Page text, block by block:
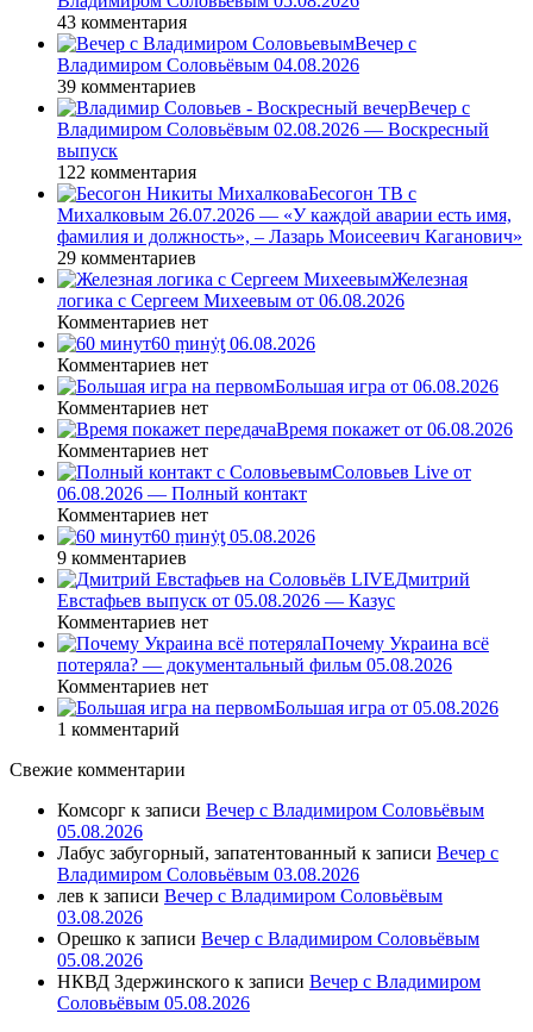
43 комментария
Вечер с
Владимиром Соловьёвым 04.08.2026
39 комментариев
Вечер с
Владимиром Соловьёвым 02.08.2026 — Воскресный
выпуск
122 комментария
Бесогон ТВ с
Михалковым 26.07.2026 — «У каждой аварии есть имя,
фамилия и должность», – Лазарь Моисеевич Каганович»
29 комментариев
Железная
логика с Сергеем Михеевым от 06.08.2026
Комментариев нет
60 ṃинẏƫ 06.08.2026
Комментариев нет
Большая игра от 06.08.2026
Комментариев нет
Время покажет от 06.08.2026
Комментариев нет
Соловьев Live от
06.08.2026 — Полный контакт
Комментариев нет
60 ṃинẏƫ 05.08.2026
9 комментариев
Дмитрий
Евстафьев выпуск от 05.08.2026 — Казус
Комментариев нет
Почему Украина всё
потеряла? — документальный фильм 05.08.2026
Комментариев нет
Большая игра от 05.08.2026
1 комментарий
Свежие комментарии
Комсорг к записи Вечер с Владимиром Соловьёвым
05.08.2026
Лабус забугорный, запатентованный к записи Вечер с
Владимиром Соловьёвым 03.08.2026
лев к записи Вечер с Владимиром Соловьёвым
03.08.2026
Орешко к записи Вечер с Владимиром Соловьёвым
05.08.2026
НКВД Здержинского к записи Вечер с Владимиром
Соловьёвым 05.08.2026